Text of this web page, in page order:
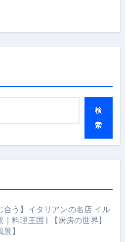
検
索
合う】イタリアンの名店 イル
料理王国 | 【厨房の世界】
】